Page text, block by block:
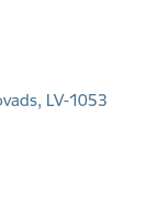
LV-1053